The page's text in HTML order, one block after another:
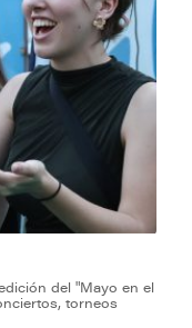
del "Mayo en el
torneos